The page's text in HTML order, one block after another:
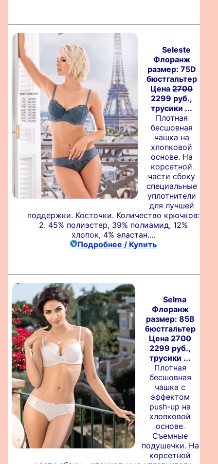
Seleste
Флоранж
размер: 75D
бюстгальтер
Цена2700
2299 руб.,
трусики ...
Плотная
бесшовная
чашка на
хлопковой
основе. На
корсетной
части сбоку
специальные
уплотнители
для лучшей
поддержки. Косточки. Количество крючков:
2. 45% полиэстер, 39% полиамид, 12%
хлопок, 4% эластан....
Подробнее / Купить
Selma
Флоранж
размер: 85B
бюстгальтер
Цена2700
2299 руб.,
трусики ...
Плотная
бесшовная
чашка с
эффектом
push-up на
хлопковой
основе.
Съемные
подушечки. На
корсетной